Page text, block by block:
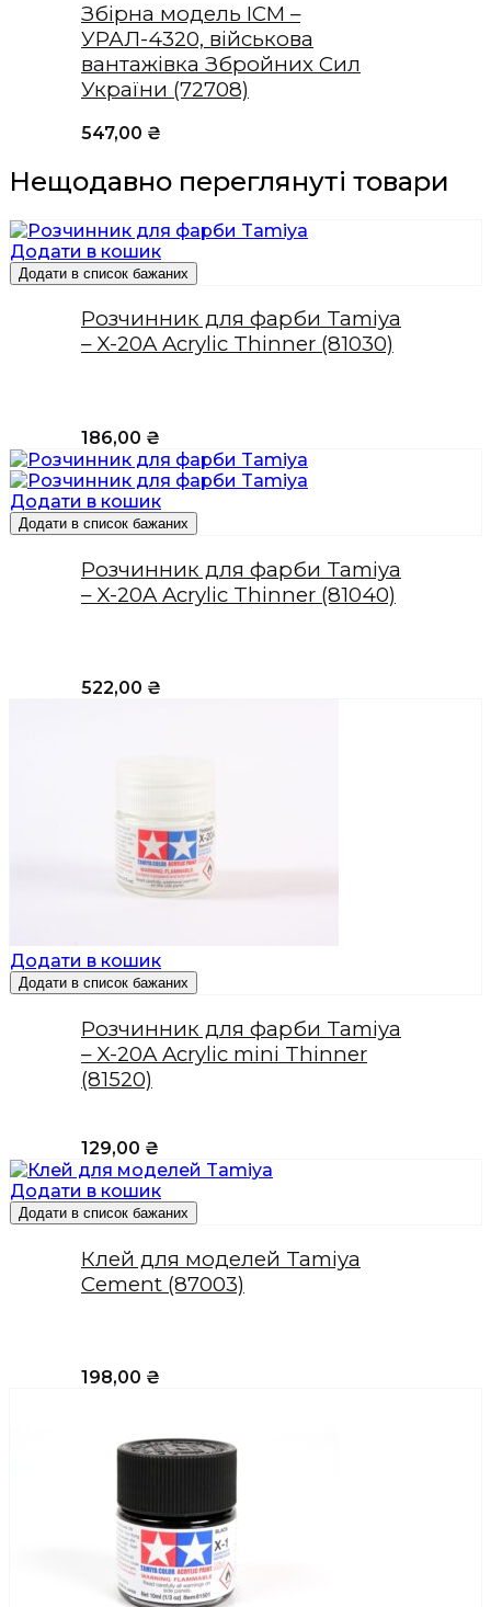
Збірна модель ICM –
УРАЛ-4320, військова
вантажівка Збройних Сил
України (72708)
547,00 ₴
Нещодавно переглянуті товари
Додати в кошик
Додати в список бажаних
Розчинник для фарби Tamiya
– X-20A Acrylic Thinner (81030)
186,00 ₴
Додати в кошик
Додати в список бажаних
Розчинник для фарби Tamiya
– X-20A Acrylic Thinner (81040)
522,00 ₴
Додати в кошик
Додати в список бажаних
Розчинник для фарби Tamiya
– X-20A Acrylic mini Thinner
(81520)
129,00 ₴
Додати в кошик
Додати в список бажаних
Клей для моделей Tamiya
Cement (87003)
198,00 ₴